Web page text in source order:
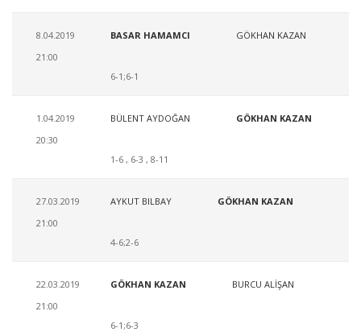
8.04.2019
21:00
BASAR HAMAMCI GÖKHAN KAZAN
6-1;6-1
1.04.2019
20:30
BÜLENT AYDOĞAN GÖKHAN KAZAN
1-6 , 6-3 , 8-11
27.03.2019
21:00
AYKUT BILBAY GÖKHAN KAZAN
4-6;2-6
22.03.2019
21:00
GÖKHAN KAZAN BURCU ALİŞAN
6-1;6-3